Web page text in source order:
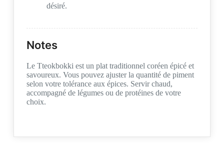
désiré.
Notes
Le Tteokbokki est un plat traditionnel coréen épicé et
savoureux. Vous pouvez ajuster la quantité de piment
selon votre tolérance aux épices. Servir chaud,
accompagné de légumes ou de protéines de votre
choix.